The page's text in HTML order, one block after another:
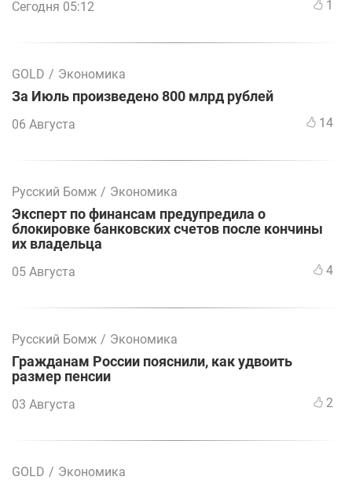
Сегодня 05:12 1
GOLD / Экономика
За Июль произведено 800 млрд рублей
06 Августа 14
Русский Бомж / Экономика
Эксперт по финансам предупредила о
блокировке банковских счетов после кончины
их владельца
05 Августа 4
Русский Бомж / Экономика
Гражданам России пояснили, как удвоить
размер пенсии
03 Августа 2
GOLD / Экономика